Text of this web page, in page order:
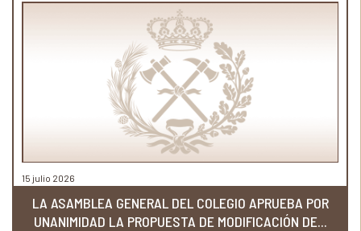
15 julio 2026
LA ASAMBLEA GENERAL DEL COLEGIO APRUEBA POR
UNANIMIDAD LA PROPUESTA DE MODIFICACIÓN DE...